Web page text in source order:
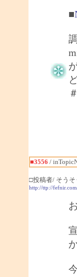
■
■3556 /
□投稿者/ そうそ
http://ttp://